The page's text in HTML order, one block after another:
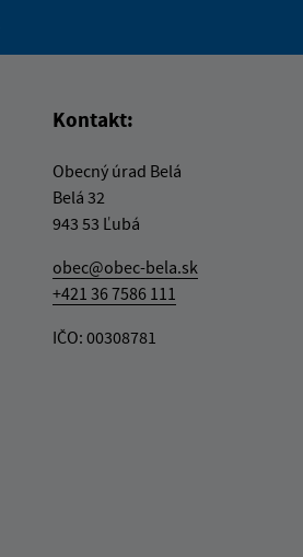
Kontakt:
Obecný úrad Belá
Belá 32
943 53 Ľubá
obec@obec-bela.sk
+421 36 7586 111
IČO: 00308781